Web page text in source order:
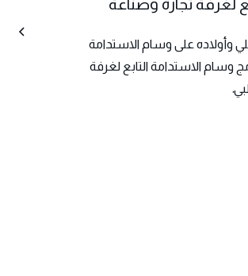
لغرفة تجارة وصناعة
على وسام الاستدامة
وسام الاستدامة التابع لغرفة